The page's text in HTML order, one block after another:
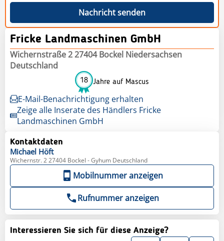
Nachricht senden
Fricke Landmaschinen GmbH
Wichernstraße 2 27404 Bockel Niedersachsen
Deutschland
18 Jahre auf Mascus
E-Mail-Benachrichtigung erhalten
Zeige alle Inserate des Händlers Fricke
Landmaschinen GmbH
Kontaktdaten
Michael Höft
Wichernstr. 2 27404 Bockel - Gyhum Deutschland
Mobilnummer anzeigen
Rufnummer anzeigen
Interessieren Sie sich für diese Anzeige?